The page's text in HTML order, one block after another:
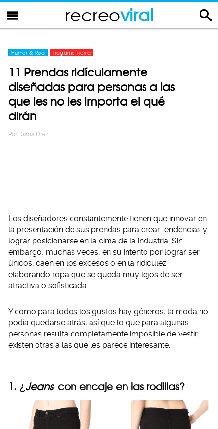
recreoviral
Humor & Risa Tragame Tierra
11 Prendas ridículamente
diseñadas para personas a las
que les no les importa el qué
dirán
Por Diana Diaz
Los diseñadores constantemente tienen que innovar en
la presentación de sus prendas para crear tendencias y
lograr posicionarse en la cima de la industria. Sin
embargo, muchas veces, en su intento por lograr ser
únicos, caen en los excesos o en la ridiculez
elaborando ropa que se queda muy lejos de ser
atractiva o sofisticada.
Y como para todos los gustos hay géneros, la moda no
podía quedarse atrás, así que lo que para algunas
personas resulta completamente imposible de vestir,
existen otras a las que les parece interesante.
1. ¿Jeans con encaje en las rodillas?